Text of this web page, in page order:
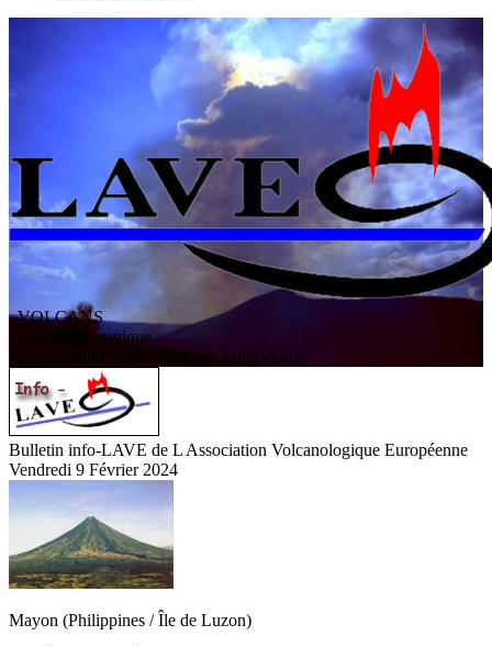
VOLCANS
/ Activité volcanique
ssociation V olcanologiqueEuropéenne
Bulletin info-LAVE de L Association Volcanologique Européenne
Vendredi 9 Février 2024
Mayon (Philippines / Île de Luzon)